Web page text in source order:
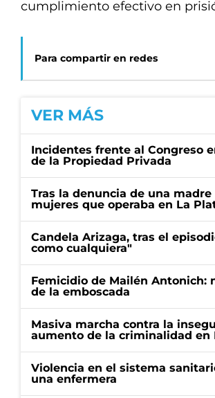
cumplimiento efectivo en
Para compartir en redes
VER MÁS
Incidentes frente al Congreso
de la Propiedad Privada
Tras la denuncia de una
mujeres que operaba en La
Candela Arizaga, tras el
como cualquiera"
Femicidio de Mailén Antonich:
de la emboscada
Masiva marcha contra la
aumento de la criminalidad en
Violencia en el sistema
una enfermera